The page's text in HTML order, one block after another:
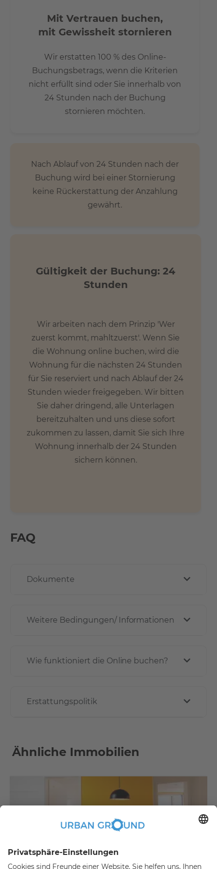
beliebtesten Badeseen Berlins ist mit dem Auto in zehn
Minuten erreichbar.
Gute Verkehrsanbindung:
- S-Bahnhof Köpenick in 1,2 km Entfernung
- Berlin-Hbf ca. 30 Min. Fahrzeit
- Tramhaltestelle in 5 Gehminuten
- Flughafen BER 11 km
bitte das untenstehende Kontaktformular aus oder rufen
Sie uns an unter +49 176 365 107 51.
Mit Vertrauen buchen,
mit Gewissheit stornieren
Wir erstatten 100 % des Online-
Buchungsbetrags, wenn die Kriterien
nicht erfüllt sind oder Sie innerhalb von
24 Stunden nach der Buchung
stornieren möchten.
Nach Ablauf von 24 Stunden nach der
Buchung wird bei einer Stornierung
keine Rückerstattung der Anzahlung
gewährt.
Gültigkeit der Buchung: 24
Stunden
Wir arbeiten nach dem Prinzip 'Wer
zuerst kommt, mahltzuerst'. Wenn Sie
die Wohnung online buchen, wird die
Wohnung für die nächsten 24 Stunden
für Sie reserviert und nach Ablauf der 24
Stunden wieder freigegeben. Wir bitten
Sie daher dringend, alle Unterlagen
bereitzuhalten und uns diese sofort
zukommen zu lassen, damit Sie sich Ihre
Wohnung innerhalb der 24 Stunden
sichern können.
FAQ
Dokumente
Weitere Bedingungen/ Informationen
Wie funktioniert die Online buchen?
Erstattungspolitik
Ähnliche Immobilien
€479,00 per month